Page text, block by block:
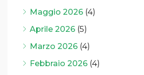
Maggio 2026 (4)
Aprile 2026 (5)
Marzo 2026 (4)
Febbraio 2026 (4)